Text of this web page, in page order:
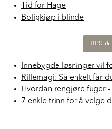
Tid for Hage
Boligkjøp i blinde
TIPS &
Innebygde løsninger vil
Rillemagi: Så enkelt får
Hvordan rengjøre fuger
7 enkle trinn for å velge